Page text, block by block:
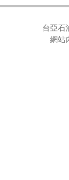
台亞
網站